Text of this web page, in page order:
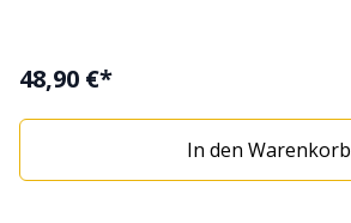
48,90 €*
In den Warenkorb